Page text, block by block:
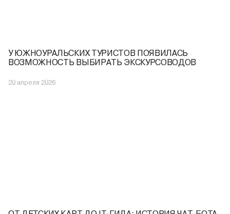
У ЮЖНОУРАЛЬСКИХ ТУРИСТОВ ПОЯВИЛАСЬ
ВОЗМОЖНОСТЬ ВЫБИРАТЬ ЭКСКУРСОВОДОВ
20 апреля 2026